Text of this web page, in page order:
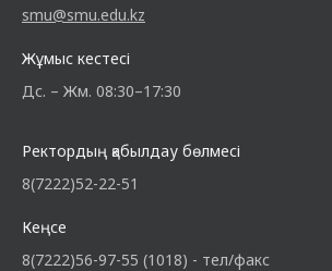
smu@smu.edu.kz
Жұмыс кестесі
Дс. – Жм. 08:30–17:30
Ректордың қабылдау бөлмесі
8(7222)52-22-51
Кеңсе
8(7222)56-97-55 (1018) - тел/факс